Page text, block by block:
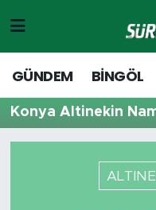
GÜNDEM BİNGÖL
Konya Altinekin
Genç
Solhan
Merkez Hava
Merkez Trafik
Süper Lig Puan